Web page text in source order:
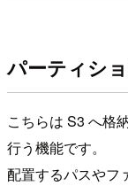
パーティシ
こちらは S3 へ格
行う機能です。
配置するパスやフ